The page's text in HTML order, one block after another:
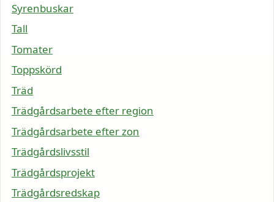
Syrenbuskar
Tall
Tomater
Toppskörd
Träd
Trädgårdsarbete efter region
Trädgårdsarbete efter zon
Trädgårdslivsstil
Trädgårdsprojekt
Trädgårdsredskap